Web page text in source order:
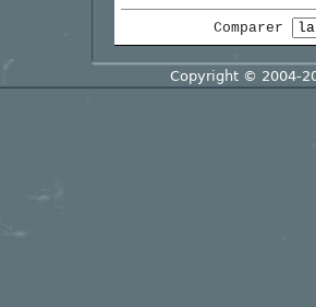
Comparer
Copyright © 2004-